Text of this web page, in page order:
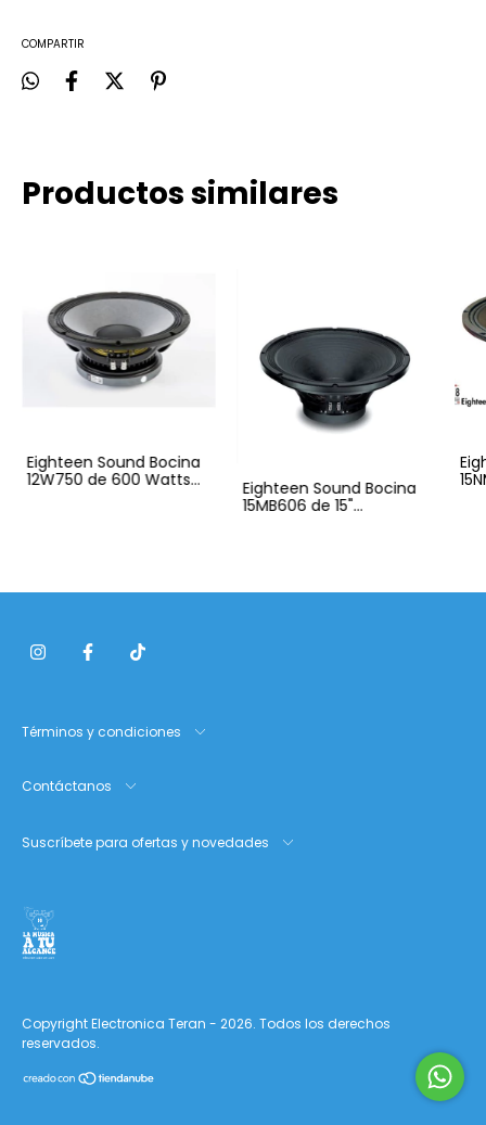
COMPARTIR
Productos similares
Eighteen Sound Bocina
12W750 de 600 Watts
Eighteen Sound Bocina
15MB606 de 15"
Términos y condiciones
Contáctanos
Suscríbete para ofertas y novedades
Copyright Electronica Teran - 2026. Todos los derechos
reservados.